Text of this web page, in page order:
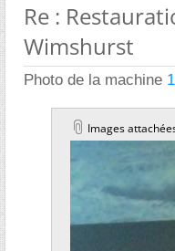
Re :
Wimshurst
Photo de la machine
Images